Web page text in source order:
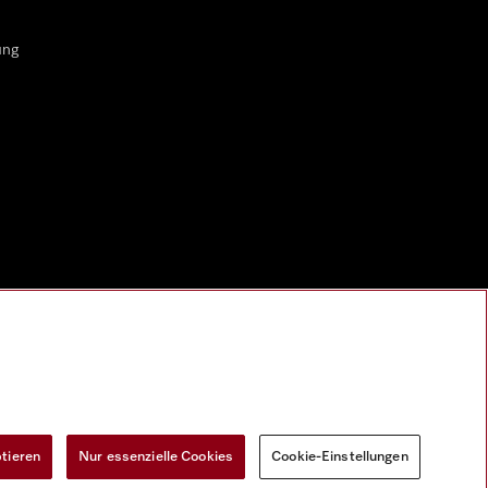
Nur essenzielle Cookies Cookie-Einstellungen